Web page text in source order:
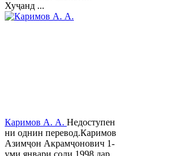
Хуҷанд ...
Каримов А. А. Недоступен
ни однин перевод.Каримов
Азимҷон Акрамҷонович 1-